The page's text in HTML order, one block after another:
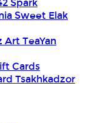
Spark
Sweet Elak
ArtTeaYan
Cards
Tsakhkadzor